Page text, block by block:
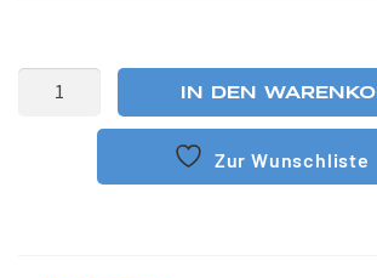
IN DEN
Zur Wunschliste